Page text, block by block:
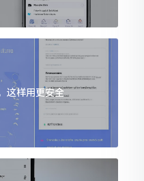
这样用更安全